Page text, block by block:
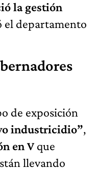
la gestión
el departamento
de exposición
industricidio”,
en Vque
llevando